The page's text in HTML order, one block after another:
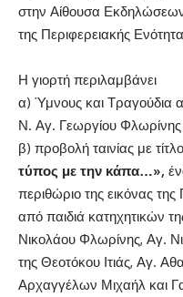
στην Αίθουσα Εκδηλώσεων
της Περιφερειακής
Η γιορτή περιλαμβάνει
α) Ύμνους και Τραγούδια
Ν. Αγ. Γεωργίου Φλωρίνης
β) προβολή ταινίας με τίτλο
τύπος με την κάπα…»,
περιθώριο της εικόνας
από παιδιά κατηχητικών
Νικολάου Φλωρίνης, Αγ.
της Θεοτόκου Ιτιάς, Αγ.
Αρχαγγέλων Μιχαήλ και